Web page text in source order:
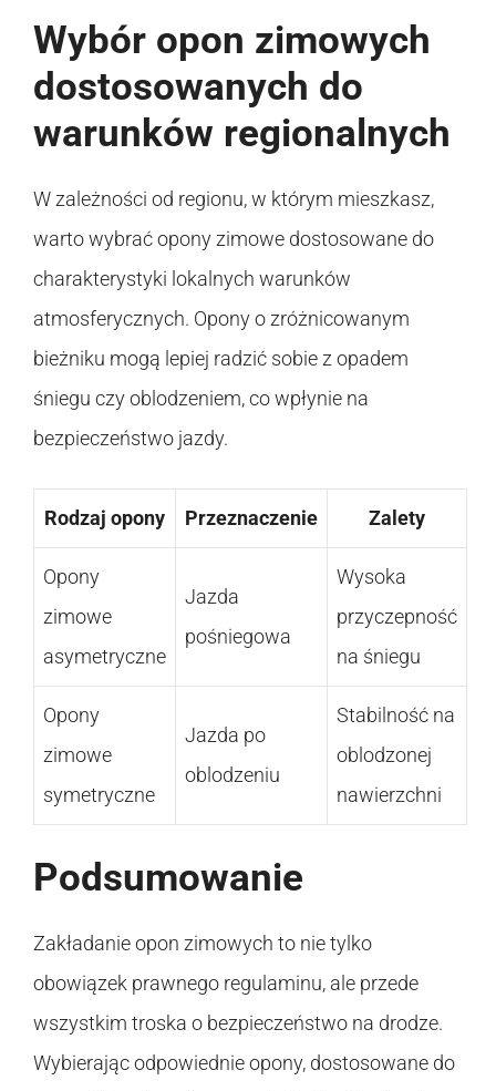
Wybór opon zimowych
dostosowanych do
warunków regionalnych
W zależności od regionu, w którym mieszkasz,
warto wybrać opony zimowe dostosowane do
charakterystyki lokalnych warunków
atmosferycznych. Opony o zróżnicowanym
bieżniku mogą lepiej radzić sobie z opadem
śniegu czy oblodzeniem, co wpłynie na
bezpieczeństwo jazdy.
Rodzaj opony Przeznaczenie Zalety
Opony
zimowe
asymetryczne
Jazda
pośniegowa
Wysoka
przyczepność
na śniegu
Opony
zimowe
symetryczne
Jazda po
oblodzeniu
Stabilność na
oblodzonej
nawierzchni
Podsumowanie
Zakładanie opon zimowych to nie tylko
obowiązek prawnego regulaminu, ale przede
wszystkim troska o bezpieczeństwo na drodze.
Wybierając odpowiednie opony, dostosowane do